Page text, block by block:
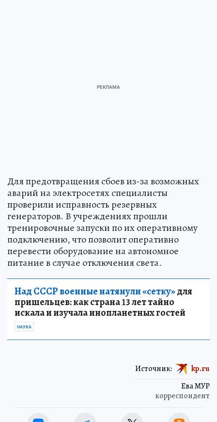
Для предотвращения сбоев из-за возможных
аварий на электросетях специалисты
проверили исправность резервных
генераторов. В учреждениях прошли
тренировочные запуски по их оперативному
подключению, что позволит оперативно
перевести оборудование на автономное
питание в случае отключения света.
Над СССР военные натянули «сетку»для
пришельцев: как страна 13 лет тайно
искала и изучала инопланетных гостей
НАУКА
Ева МУР
корреспондент
Источник: kp.ru